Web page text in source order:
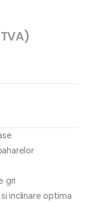
gri
inclinare optima